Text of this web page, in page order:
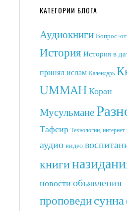
КАТЕГОРИИ БЛОГА
Аудиокниги Вопрос-
История История в
принял ислам Календарь
UMMAH Коран
Мусульмане
Тафсир Технологии, интернет
аудио видео
книги
новости объявления
проповедисунна